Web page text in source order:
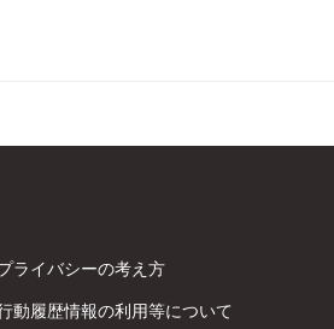
ライバシーの考え方
動履歴情報の利用等について